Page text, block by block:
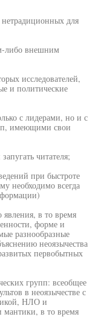
для
либо внешним
исследователей,
и политические
с лидерами, но и с
имеющими свои
читателя;
при быстроте
необходимо всегда
явления, в то время
форме и
разнообразные
неоязычества
первобытных
групп: всеобщее
в неоязычестве с
НЛО и
мантики, в то время